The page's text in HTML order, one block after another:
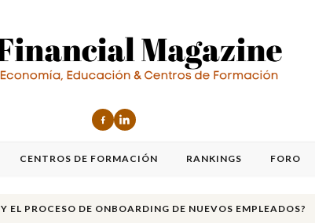
CENTROS DE FORMACIÓN RANKINGS FORO
EL PROCESO DE ONBOARDING DE NUEVOS EMPLEADOS?